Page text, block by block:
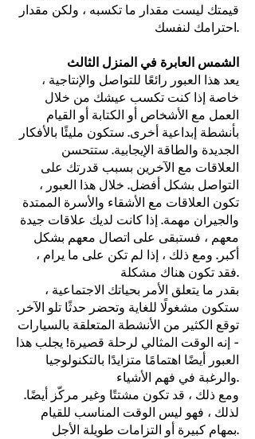
قيمتك ليست مقدار ما تكسبه ، ولكن مقدار
احترامك لنفسك.
الشمس العابرة في المنزل الثالث
يعد هذا العبور رائعًا للتواصل والإنتاجية ،
خاصة إذا كنت تكسب عيشك من خلال
العمل مع الأشخاص أو الكتابة أو القيام
بأنشطة إبداعية أخرى. ستكون مليئًا بالأفكار
الجديدة والطاقة الإيجابية. ستتحسن
العلاقات مع الآخرين بسبب قدرتك على
التواصل بشكل أفضل. خلال هذا العبور ،
تكون العلاقات مع الأشقاء والأسرة الممتدة
والجيران مهمة. إذا كانت لديك علاقات جيدة
معهم ، فستبقى على اتصال معهم بشكل
أكبر. ومع ذلك ، إذا لم تكن على ما يرام ،
فقد تكون هناك مشكلة.
بقدر ما يتعلق الأمر بحياتك الاجتماعية ،
ستكون مشغولًا للغاية وتحضر حدثًا تلو الآخر.
توقع الكثير من الأنشطة المتعلقة بالسيارات
- إنه الوقت المثالي لرحلة قصيرة! يجلب هذا
العبور أيضًا اهتمامًا متزايدًا بالتكنولوجيا
والرغبة في فهم الأشياء.
ومع ذلك ، قد تكون مشتتًا وغير مركّز أيضًا.
لذلك ، فهو ليس الوقت المناسب للقيام
بمهام كبيرة أو التزامات طويلة الأجل.